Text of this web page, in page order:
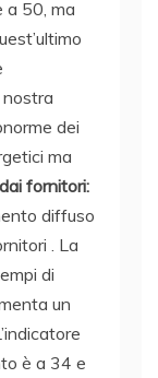
a 50, ma
dei
ma
fornitori:
diffuso
. La
di
un
è a 34 e